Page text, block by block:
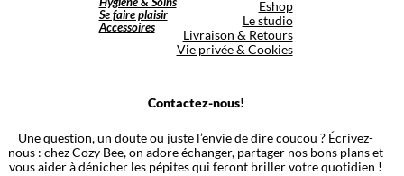
Se faire plaisir
Accessoires
Eshop
Le studio
Livraison & Retours
Vie privée & Cookies
Contactez-nous!
Une question, un doute ou juste l’envie de dire coucou ? Écrivez-
nous : chez Cozy Bee, on adore échanger, partager nos bons plans et
vous aider à dénicher les pépites qui feront briller votre quotidien !